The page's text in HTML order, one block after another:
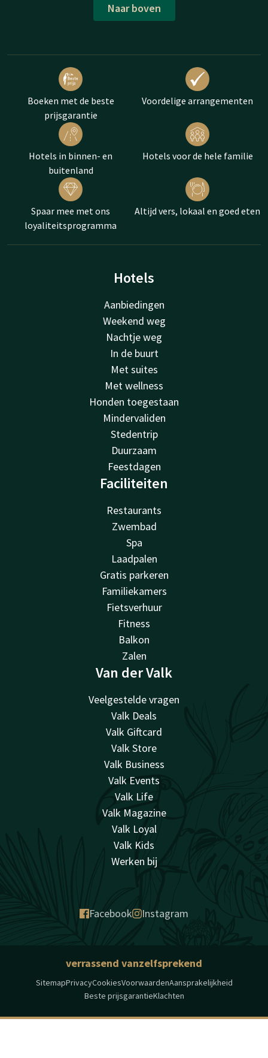
Naar boven
Boeken met de beste
prijsgarantie
Voordelige arrangementen
Hotels in binnen- en
buitenland
Hotels voor de hele familie
Spaar mee met ons
loyaliteitsprogramma
Altijd vers, lokaal en goed eten
Hotels
Aanbiedingen
Weekend weg
Nachtje weg
In de buurt
Met suites
Met wellness
Honden toegestaan
Mindervaliden
Stedentrip
Duurzaam
Feestdagen
Faciliteiten
Restaurants
Zwembad
Spa
Laadpalen
Gratis parkeren
Familiekamers
Fietsverhuur
Fitness
Balkon
Zalen
Van der Valk
Veelgestelde vragen
Valk Deals
Valk Giftcard
Valk Store
Valk Business
Valk Events
Valk Life
Valk Magazine
Valk Loyal
Valk Kids
Werken bij
Facebook Instagram
verrassend vanzelfsprekend
SitemapPrivacyCookiesVoorwaardenAansprakelijkheid
Beste prijsgarantieKlachten